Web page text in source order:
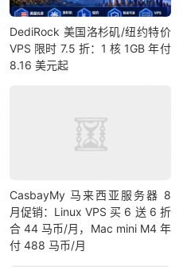
DediRock 美国洛杉矶/纽约特价
VPS 限时 7.5 折：1 核 1GB 年付
8.16 美元起
CasbayMy 马来西亚服务器 8
月促销：Linux VPS 买 6 送 6 折
合 44 马币/月，Mac mini M4 年
付 488 马币/月